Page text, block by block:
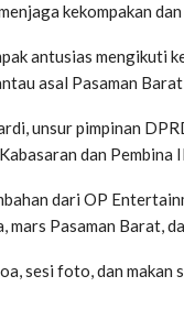
kekompakan
antusias mengikuti
asal Pasaman
unsur pimpinan
dan Pembina
dari OP
mars Pasaman Barat,
sesi foto, dan